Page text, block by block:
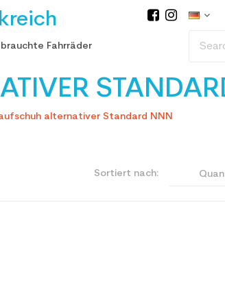
Fahrräder
alternativer Standard NNN
Sortiert nach: